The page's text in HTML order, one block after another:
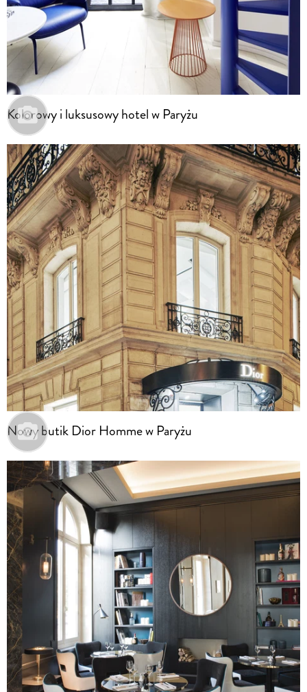
Kolorowy i luksusowy hotel w Paryżu
Nowy butik Dior Homme w Paryżu